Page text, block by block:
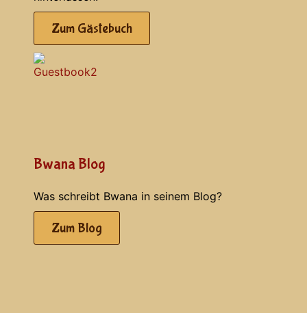
Zum Gästebuch
Bwana Blog
Was schreibt Bwana in seinem Blog?
Zum Blog